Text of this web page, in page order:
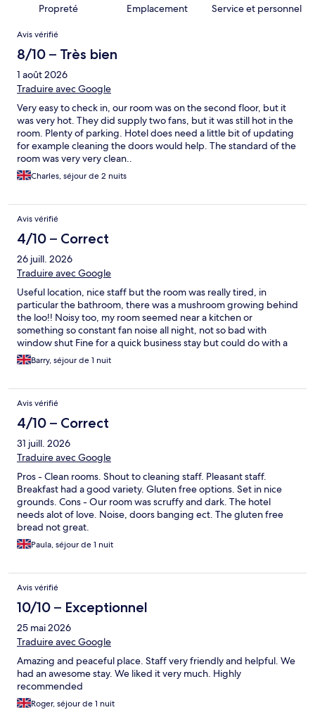
Propreté Emplacement Service et personnel
Avis
Avis vérifié
8/10 – Très bien
1 août 2026
Traduire avec Google
Very easy to check in, our room was on the second floor, but it
was very hot. They did supply two fans, but it was still hot in the
room. Plenty of parking. Hotel does need a little bit of updating
for example cleaning the doors would help. The standard of the
room was very very clean..
Charles, séjour de 2 nuits
Avis vérifié
4/10 – Correct
26 juill. 2026
Traduire avec Google
Useful location, nice staff but the room was really tired, in
particular the bathroom, there was a mushroom growing behind
the loo!! Noisy too, my room seemed near a kitchen or
something so constant fan noise all night, not so bad with
window shut Fine for a quick business stay but could do with a
proper spruce up.
Barry, séjour de 1 nuit
Avis vérifié
4/10 – Correct
31 juill. 2026
Traduire avec Google
Pros - Clean rooms. Shout to cleaning staff. Pleasant staff.
Breakfast had a good variety. Gluten free options. Set in nice
grounds. Cons - Our room was scruffy and dark. The hotel
needs alot of love. Noise, doors banging ect. The gluten free
bread not great.
Paula, séjour de 1 nuit
Avis vérifié
10/10 – Exceptionnel
25 mai 2026
Traduire avec Google
Amazing and peaceful place. Staff very friendly and helpful. We
had an awesome stay. We liked it very much. Highly
recommended
Roger, séjour de 1 nuit